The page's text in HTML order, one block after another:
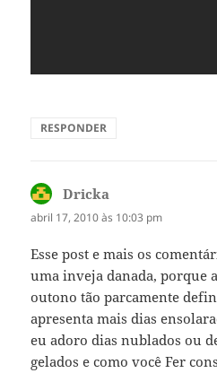
RESPONDER
Dricka
abril 17, 2010 às 10:03 pm
Esse post e mais os
uma inveja danada, porque
outono tão parcamente
apresenta mais dias
eu adoro dias nublados ou
gelados e como você Fer